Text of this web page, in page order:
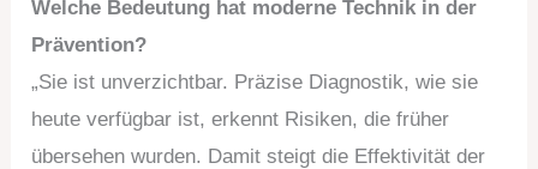
Welche Bedeutung hat moderne Technik in der
Prävention?
„Sie ist unverzichtbar. Präzise Diagnostik, wie sie
heute verfügbar ist, erkennt Risiken, die früher
übersehen wurden. Damit steigt die Effektivität der